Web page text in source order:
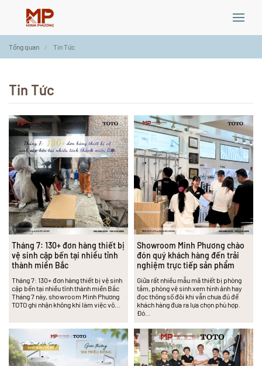
Skip
to
content
Tổng quan Tin Tức
Tin Tức
Tháng 7: 130+ đơn hàng thiết bị
vệ sinh cập bến tại nhiều tỉnh
thành miền Bắc
Tháng 7: 130+ đơn hàng thiết bị vệ sinh
cập bến tại nhiều tỉnh thành miền Bắc
Tháng 7 này, showroom Minh Phương
TOTO ghi nhận không khí làm việc vô…
Showroom Minh Phương chào
đón quý khách hàng đến trải
nghiệm trực tiếp sản phẩm
Giữa rất nhiều mẫu mã thiết bị phòng
tắm, phòng vệ sinh xem hình ảnh hay
đọc thông số đôi khi vẫn chưa đủ để
khách hàng đưa ra lựa chọn phù hợp.
Đó…